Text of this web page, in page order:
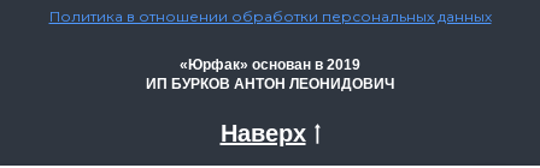
Политика в отношении обработки персональных данных
«Юрфак» основан в 2019
ИП БУРКОВ АНТОН ЛЕОНИДОВИЧ
Наверх